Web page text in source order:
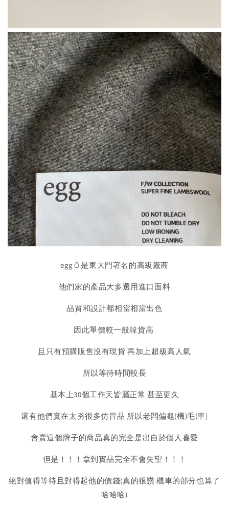
egg🥚是東大門著名的高級廠商
他們家的產品大多選用進口面料
品質和設計都相當相當出色
因此單價較一般韓貨高
且只有預購販售沒有現貨 再加上超級高人氣
所以等待時間較長
基本上30個工作天皆屬正常 甚至更久
還有他們實在太夯很多仿冒品 所以老闆偏龜(機)毛(車)
會賣這個牌子的商品真的完全是出自於個人喜愛
但是！！！拿到實品完全不會失望！！！
絕對值得等待且對得起他的價錢(真的很讚 機車的部分也算了
哈哈哈)